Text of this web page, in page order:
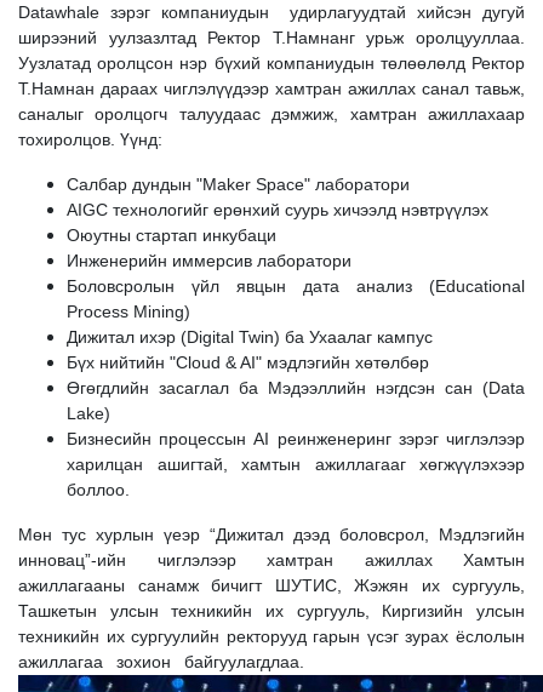
Datawhale зэрэг компаниудын удирлагуудтай хийсэн дугуй
ширээний уулзазлтад Ректор Т.Намнанг урьж оролцууллаа.
Уузлатад оролцсон нэр бүхий компаниудын төлөөлөлд Ректор
Т.Намнан дараах чиглэлүүдээр хамтран ажиллах санал тавьж,
саналыг оролцогч талуудаас дэмжиж, хамтран ажиллахаар
тохиролцов. Үүнд:
Салбар дундын "Maker Space" лаборатори
AIGC технологийг ерөнхий суурь хичээлд нэвтрүүлэх
Оюутны стартап инкубаци
Инженерийн иммерсив лаборатори
Боловсролын үйл явцын дата анализ (Educational
Process Mining)
Дижитал ихэр (Digital Twin) ба Ухаалаг кампус
Бүх нийтийн "Cloud & AI" мэдлэгийн хөтөлбөр
Өгөгдлийн засаглал ба Мэдээллийн нэгдсэн сан (Data
Lake)
Бизнесийн процессын AI реинженеринг зэрэг чиглэлээр
харилцан ашигтай, хамтын ажиллагааг хөгжүүлэхээр
боллоо.
Мөн тус хурлын үеэр “Дижитал дээд боловсрол, Мэдлэгийн
инновац”-ийн чиглэлээр хамтран ажиллах Хамтын
ажиллагааны санамж бичигт ШУТИС, Жэжян их сургууль,
Ташкетын улсын техникийн их сургууль, Киргизийн улсын
техникийн их сургуулийн ректорууд гарын үсэг зурах ёслолын
ажиллагаа зохион байгуулагдлаа.